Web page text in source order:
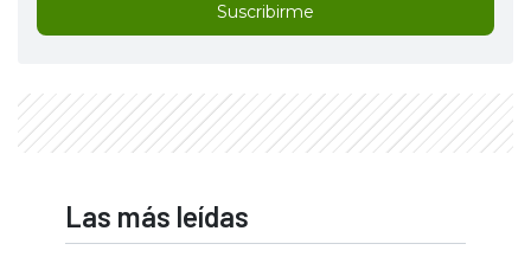
Suscribirme
Las más leídas